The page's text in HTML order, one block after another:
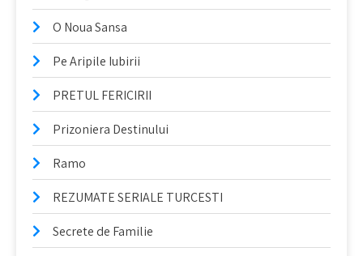
O Noua Sansa
Pe Aripile Iubirii
PRETUL FERICIRII
Prizoniera Destinului
Ramo
REZUMATE SERIALE TURCESTI
Secrete de Familie